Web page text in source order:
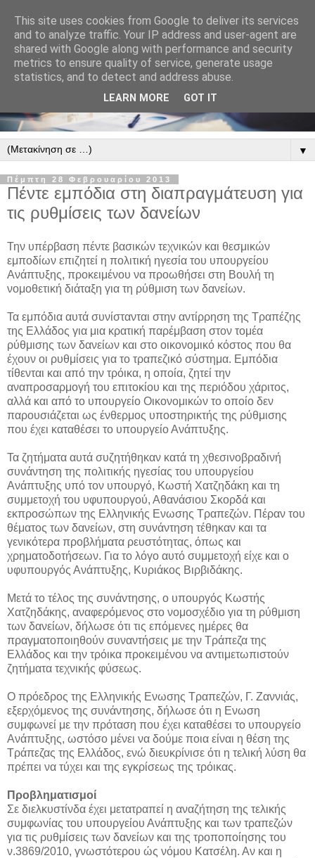
▼
Πέμπτη 28 Φεβρουαρίου 2013
Πέντε εμπόδια στη διαπραγμάτευση για
τις ρυθμίσεις των δανείων
Την υπέρβαση πέντε βασικών τεχνικών και θεσμικών
εμποδίων επιζητεί η πολιτική ηγεσία του υπουργείου
Ανάπτυξης, προκειμένου να προωθήσει στη Βουλή τη
νομοθετική διάταξη για τη ρύθμιση των δανείων.
Τα εμπόδια αυτά συνίστανται στην αντίρρηση της Τραπέζης
της Ελλάδος για μια κρατική παρέμβαση στον τομέα
ρύθμισης των δανείων και στο οικονομικό κόστος που θα
έχουν οι ρυθμίσεις για το τραπεζικό σύστημα. Εμπόδια
τίθενται και από την τρόικα, η οποία, ζητεί την
αναπροσαρμογή του επιτοκίου και της περιόδου χάριτος,
αλλά και από το υπουργείο Οικονομικών το οποίο δεν
παρουσιάζεται ως ένθερμος υποστηρικτής της ρύθμισης
που έχει καταθέσει το υπουργείο Ανάπτυξης.
Τα ζητήματα αυτά συζητήθηκαν κατά τη χθεσινοβραδινή
συνάντηση της πολιτικής ηγεσίας του υπουργείου
Ανάπτυξης υπό τον υπουργό, Κωστή Χατζηδάκη και τη
συμμετοχή του υφυπουργού, Αθανάσιου Σκορδά και
εκπροσώπων της Ελληνικής Ενωσης Τραπεζών. Πέραν του
θέματος των δανείων, στη συνάντηση τέθηκαν και τα
γενικότερα προβλήματα ρευστότητας, όπως και
χρηματοδοτήσεων. Για το λόγο αυτό συμμετοχή είχε και ο
υφυπουργός Ανάπτυξης, Κυριάκος Βιρβιδάκης.
Μετά το τέλος της συνάντησης, ο υπουργός Κωστής
Χατζηδάκης, αναφερόμενος στο νομοσχέδιο για τη ρύθμιση
των δανείων, δήλωσε ότι τις επόμενες ημέρες θα
πραγματοποιηθούν συναντήσεις με την Τράπεζα της
Ελλάδος και την τρόικα προκειμένου να αντιμετωπιστούν
ζητήματα τεχνικής φύσεως.
Ο πρόεδρος της Ελληνικής Ενωσης Τραπεζών, Γ. Ζαννιάς,
εξερχόμενος της συνάντησης, δήλωσε ότι η Ενωση
συμφωνεί με την πρόταση που έχει καταθέσει το υπουργείο
Ανάπτυξης, ωστόσο μένει να δούμε ποια είναι η θέση της
Τράπεζας της Ελλάδος, ενώ διευκρίνισε ότι η τελική λύση θα
πρέπει να τύχει και της εγκρίσεως της τρόικας.
Προβληματισμοί
Σε διελκυστίνδα έχει μετατραπεί η αναζήτηση της τελικής
συμφωνίας του υπουργείου Ανάπτυξης και των τραπεζών
για τις ρυθμίσεις των δανείων και της τροποποίησης του
ν.3869/2010, γνωστότερου ώς νόμου Κατσέλη. Αν και η
This site uses cookies from Google to deliver its services
and to analyze traffic. Your IP address and user-agent are
shared with Google along with performance and security
metrics to ensure quality of service, generate usage
statistics, and to detect and address abuse.
LEARN MORE GOT IT